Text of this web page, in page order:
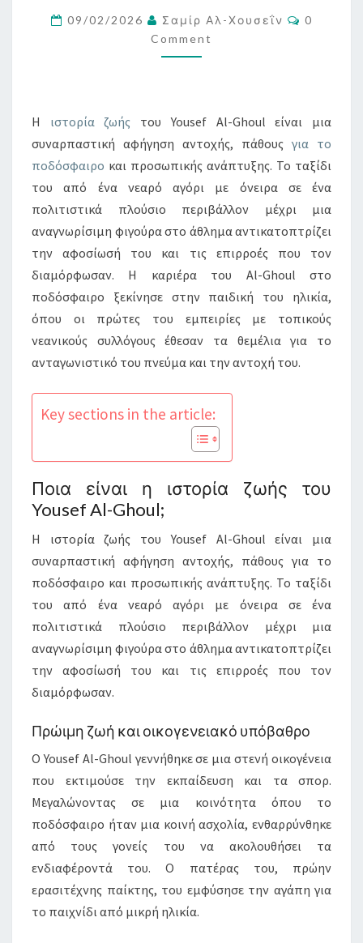
ΣΤΟ
ΠΟΔΌΣΦΑΙΡΟ,
09/02/2026 Σαμίρ Αλ-Χουσεΐν
0
Comment
Η ιστορία ζωής του Yousef Al-Ghoul είναι μια
συναρπαστική αφήγηση αντοχής, πάθους για το
ποδόσφαιρο και προσωπικής ανάπτυξης. Το ταξίδι
του από ένα νεαρό αγόρι με όνειρα σε ένα
πολιτιστικά πλούσιο περιβάλλον μέχρι μια
αναγνωρίσιμη φιγούρα στο άθλημα αντικατοπτρίζει
την αφοσίωσή του και τις επιρροές που τον
διαμόρφωσαν. Η καριέρα του Al-Ghoul στο
ποδόσφαιρο ξεκίνησε στην παιδική του ηλικία,
όπου οι πρώτες του εμπειρίες με τοπικούς
νεανικούς συλλόγους έθεσαν τα θεμέλια για το
ανταγωνιστικό του πνεύμα και την αντοχή του.
Key sections in the article:
Ποια είναι η ιστορία ζωής του
Yousef Al-Ghoul;
Η ιστορία ζωής του Yousef Al-Ghoul είναι μια
συναρπαστική αφήγηση αντοχής, πάθους για το
ποδόσφαιρο και προσωπικής ανάπτυξης. Το ταξίδι
του από ένα νεαρό αγόρι με όνειρα σε ένα
πολιτιστικά πλούσιο περιβάλλον μέχρι μια
αναγνωρίσιμη φιγούρα στο άθλημα αντικατοπτρίζει
την αφοσίωσή του και τις επιρροές που τον
διαμόρφωσαν.
Πρώιμη ζωή και οικογενειακό υπόβαθρο
Ο Yousef Al-Ghoul γεννήθηκε σε μια στενή οικογένεια
που εκτιμούσε την εκπαίδευση και τα σπορ.
Μεγαλώνοντας σε μια κοινότητα όπου το
ποδόσφαιρο ήταν μια κοινή ασχολία, ενθαρρύνθηκε
από τους γονείς του να ακολουθήσει τα
ενδιαφέροντά του. Ο πατέρας του, πρώην
ερασιτέχνης παίκτης, του εμφύσησε την αγάπη για
το παιχνίδι από μικρή ηλικία.